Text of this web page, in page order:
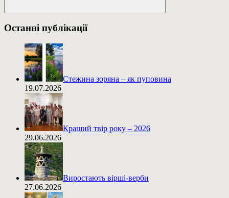
Пошук
Останні публікації
Стежина зоряна – як пуповина
19.07.2026
Кращий твір року – 2026
29.06.2026
Виростають вірші-верби
27.06.2026